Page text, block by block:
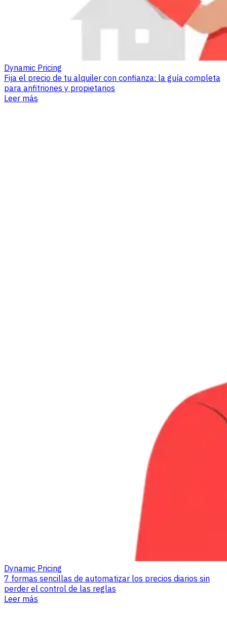
Dynamic Pricing
Fija el precio de tu alquiler con confianza: la guía completa
para anfitriones y propietarios
Leer más
Dynamic Pricing
7 formas sencillas de automatizar los precios diarios sin
perder el control de las reglas
Leer más